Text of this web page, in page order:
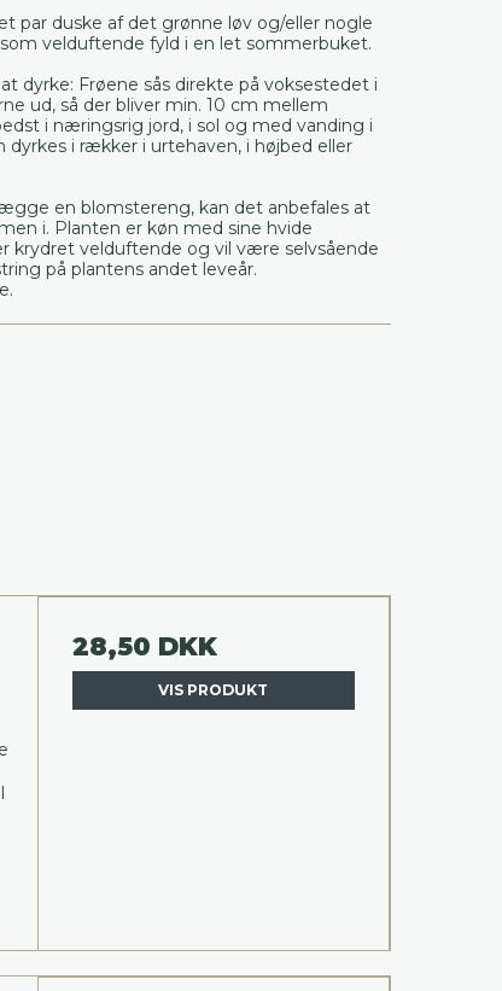
par duske af det grønne løv og/eller nogle
velduftende fyld i en let sommerbuket.
dyrke: Frøene sås direkte på voksestedet i
ud, så der bliver min. 10 cm mellem
i næringsrig jord, i sol og med vanding i
dyrkes i rækker i urtehaven, i højbed eller
en blomstereng, kan det anbefales at
i. Planten er køn med sine hvide
krydret velduftende og vil være selvsående
på plantens andet leveår.
28,50 DKK
VIS PRODUKT